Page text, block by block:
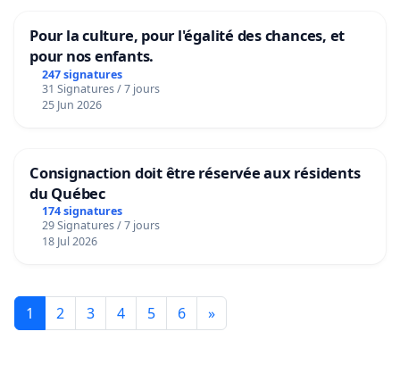
Pour la culture, pour l'égalité des chances, et
pour nos enfants.
247 signatures
31 Signatures / 7 jours
25 Jun 2026
Consignaction doit être réservée aux résidents
du Québec
174 signatures
29 Signatures / 7 jours
18 Jul 2026
1 2 3 4 5 6 »